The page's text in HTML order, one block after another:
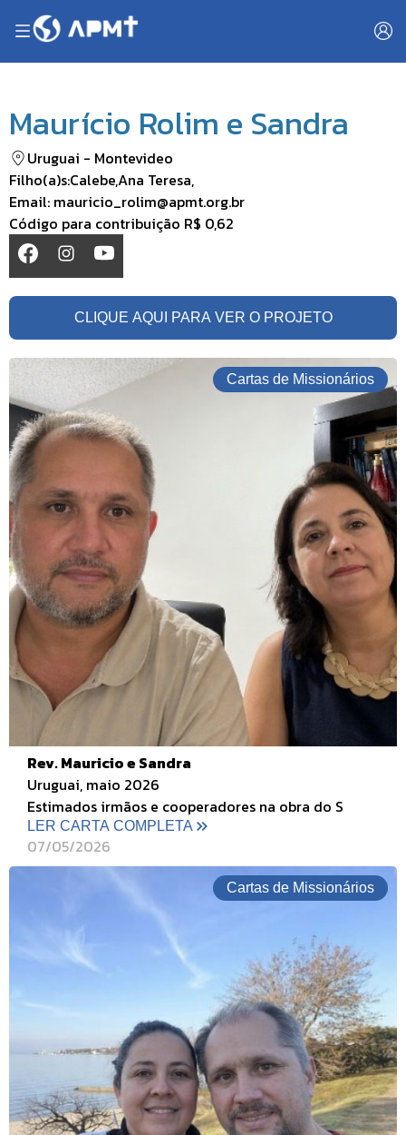
Maurício Rolim e Sandra
Uruguai - Montevideo
Filho(a)s:Calebe,Ana Teresa,
Email: mauricio_rolim@apmt.org.br
Código para contribuição R$ 0,62
CLIQUE AQUI PARA VER O PROJETO
Cartas de Missionários
Rev. Mauricio e Sandra
Uruguai, maio 2026
Estimados irmãos e cooperadores na obra do S
LER CARTA COMPLETA
07/05/2026
Cartas de Missionários